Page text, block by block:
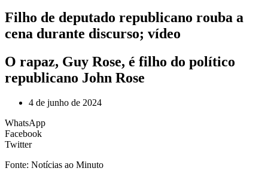
Filho de deputado republicano rouba a
cena durante discurso; vídeo
O rapaz, Guy Rose, é filho do político
republicano John Rose
4 de junho de 2024
WhatsApp
Facebook
Twitter
Fonte: Notícias ao Minuto